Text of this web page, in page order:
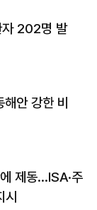
자 202명 발
안 강한 비
제동…ISA·주
시